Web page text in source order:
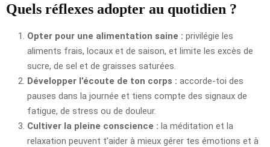
Quels réflexes adopter au quotidien ?
Opter pour une alimentation saine : privilégie les
aliments frais, locaux et de saison, et limite les excès de
sucre, de sel et de graisses saturées.
Développer l’écoute de ton corps : accorde-toi des
pauses dans la journée et tiens compte des signaux de
fatigue, de stress ou de douleur.
Cultiver la pleine conscience : la méditation et la
relaxation peuvent t’aider à mieux gérer tes émotions et à